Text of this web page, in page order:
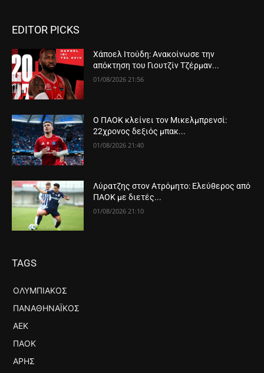
EDITOR PICKS
Χάποελ Ιτούδη: Ανακοίνωσε την
απόκτηση του Γιουτζίν Τζέρμαν...
01/08/2026 21:56
Ο ΠΑΟΚ κλείνει τον Μικελμπρενσί:
22χρονος δεξιός μπακ...
01/08/2026 21:40
Λύρατζης στον Ατρόμητο: Ελεύθερος από
ΠΑΟΚ με διετές...
01/08/2026 21:10
TAGS
ΟΛΥΜΠΙΑΚΌΣ
ΠΑΝΑΘΗΝΑΪΚΌΣ
ΑΕΚ
ΠΑΟΚ
ΆΡΗΣ